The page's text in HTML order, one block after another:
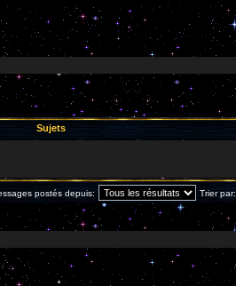
Sujets
postés depuis:
Trier par: